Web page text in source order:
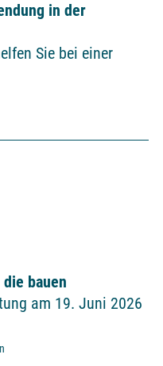
in der
Sie bei einer
bauen
am 19. Juni 2026